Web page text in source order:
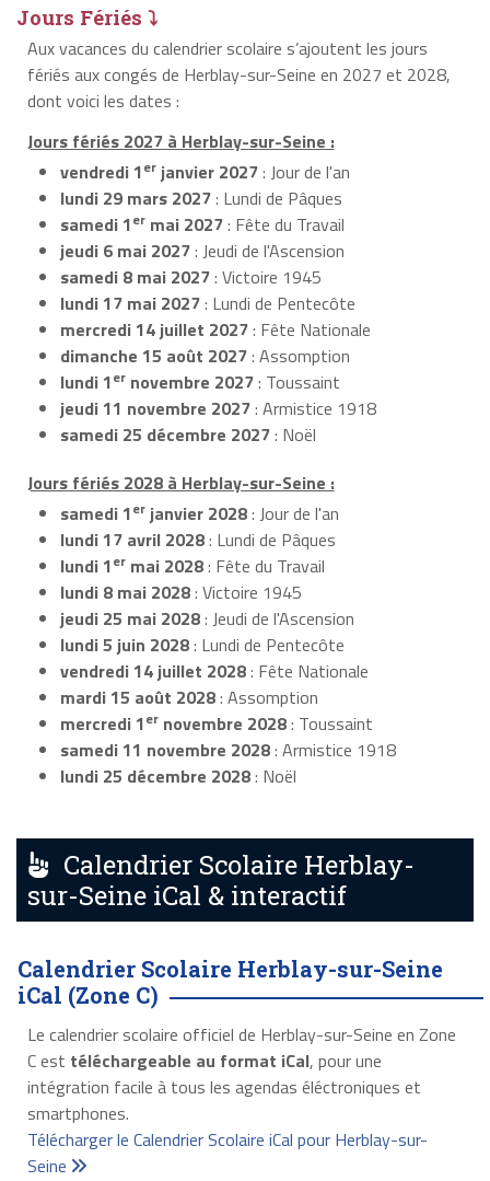
Jours Fériés ⤵
Aux vacances du calendrier scolaire s’ajoutent les jours
fériés aux congés de Herblay-sur-Seine en 2027 et 2028,
dont voici les dates :
Jours fériés 2027 à Herblay-sur-Seine :
vendredi 1er janvier 2027: Jour de l'an
lundi 29 mars 2027: Lundi de Pâques
samedi 1er mai 2027: Fête du Travail
jeudi 6 mai 2027: Jeudi de l'Ascension
samedi 8 mai 2027: Victoire 1945
lundi 17 mai 2027: Lundi de Pentecôte
mercredi 14 juillet 2027: Fête Nationale
dimanche 15 août 2027: Assomption
lundi 1er novembre 2027: Toussaint
jeudi 11 novembre 2027: Armistice 1918
samedi 25 décembre 2027: Noël
Jours fériés 2028 à Herblay-sur-Seine :
samedi 1er janvier 2028: Jour de l'an
lundi 17 avril 2028: Lundi de Pâques
lundi 1er mai 2028: Fête du Travail
lundi 8 mai 2028: Victoire 1945
jeudi 25 mai 2028: Jeudi de l'Ascension
lundi 5 juin 2028: Lundi de Pentecôte
vendredi 14 juillet 2028: Fête Nationale
mardi 15 août 2028: Assomption
mercredi 1er novembre 2028: Toussaint
samedi 11 novembre 2028: Armistice 1918
lundi 25 décembre 2028: Noël
Calendrier Scolaire Herblay-
sur-Seine iCal & interactif
Calendrier Scolaire Herblay-sur-Seine
iCal (Zone C)
Le calendrier scolaire officiel de Herblay-sur-Seine en Zone
C est téléchargeable au format iCal, pour une
intégration facile à tous les agendas éléctroniques et
smartphones.
Télécharger le Calendrier Scolaire iCal pour Herblay-sur-
Seine